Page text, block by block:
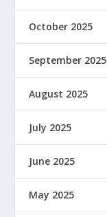
October 2025
September 2025
August 2025
July 2025
June 2025
May 2025